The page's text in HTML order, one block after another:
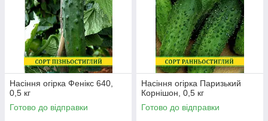
Насіння огірка Фенікс 640,
0,5 кг
Готово до відправки
Насіння огірка Паризький
Корнішон, 0,5 кг
Готово до відправки